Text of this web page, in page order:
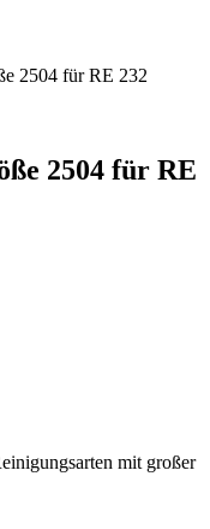
2504 für RE 232
2504 für RE
mit großer